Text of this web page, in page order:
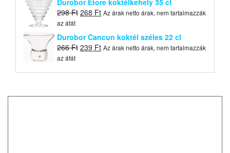
288 Ft.259 Ft.
298Ft Original
was:
298 Ft.
268 FtCurrent
268 Ft.
Az árak netto árak, nem tartalmazzák
az áfát
Durobor Cancun koktél széles 22 cl
266Ft Original
239 FtCurrent
Az árak netto árak, nem tartalmazzák
az áfát